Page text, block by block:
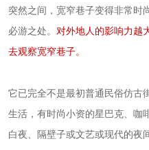
突然之间，宽窄巷子变得非常时
必游之处。 对外地人的影响力越
去观察宽窄巷子。
它已完全不是最初普通民俗仿古
生活，有时尚小资的星巴克、咖
白夜、隔壁子或文艺或现代的夜